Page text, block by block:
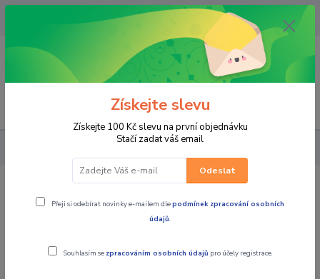
OPAVA 733537099/HLUČÍN
734541648/OLOMOUC 734593593
0,00 CZK
Naviják ComeUP Cub 3s 3000lbs,
Získejte slevu
Získejte 100 Kč slevu na první objednávku
Stačí zadat váš email
Odeslat
Přeji si odebírat novinky e-mailem dlepodmínek zpracování osobních
údajů.
Souhlasím se zpracováním osobních údajů pro účely registrace.